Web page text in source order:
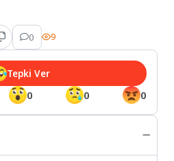
0 9
0 0 0
Tepki Ver